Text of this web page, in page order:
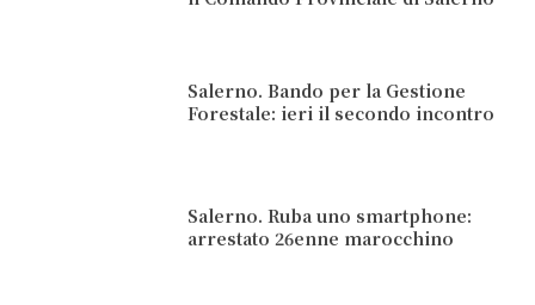
Salerno. Bando per la Gestione
Forestale: ieri il secondo incontro
Salerno. Ruba uno smartphone:
arrestato 26enne marocchino